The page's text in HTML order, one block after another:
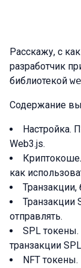
Расскажу, с
разработчик
библиотекой
Содержание
Настройка.
Web3.js.
как
Транзакции
отправлять.
SPL токены.
транзакции
NFT токены.